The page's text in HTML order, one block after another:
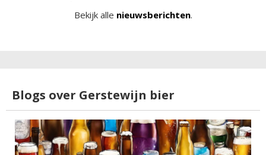
Bekijk alle nieuwsberichten.
Blogs over Gerstewijn bier